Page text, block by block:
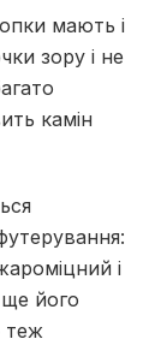
мають і
зору і не
камін
і
його